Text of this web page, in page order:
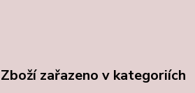
Zboží zařazeno v kategoriích